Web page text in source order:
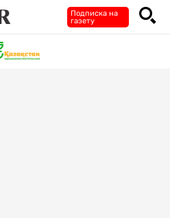
Подписка на
газету